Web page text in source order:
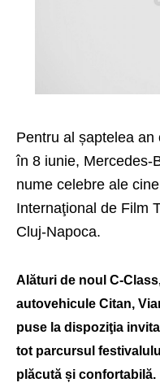
Pentru al șaptelea
în 8 iunie, Mercedes-
nume celebre ale
Internaţional de Film
Cluj-Napoca.
Alături de noul C-
autovehicule Citan,
puse la dispoziţia
tot parcursul
plăcută și confortabilă.